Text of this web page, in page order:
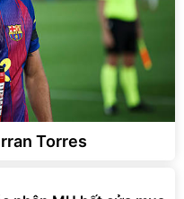
Torres